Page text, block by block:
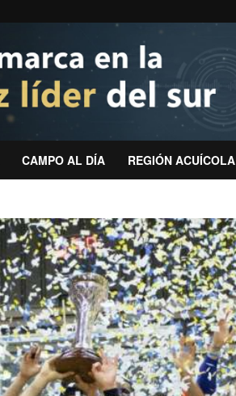
CAMPO AL DÍA REGIÓN ACUÍCOLA